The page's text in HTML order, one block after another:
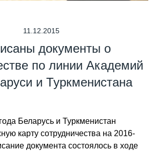
11.12.2015
документы о
по линии Академий
и Туркменистана
Беларусь и Туркменистан
карту сотрудничества на 2016-
документа состоялось в ходе